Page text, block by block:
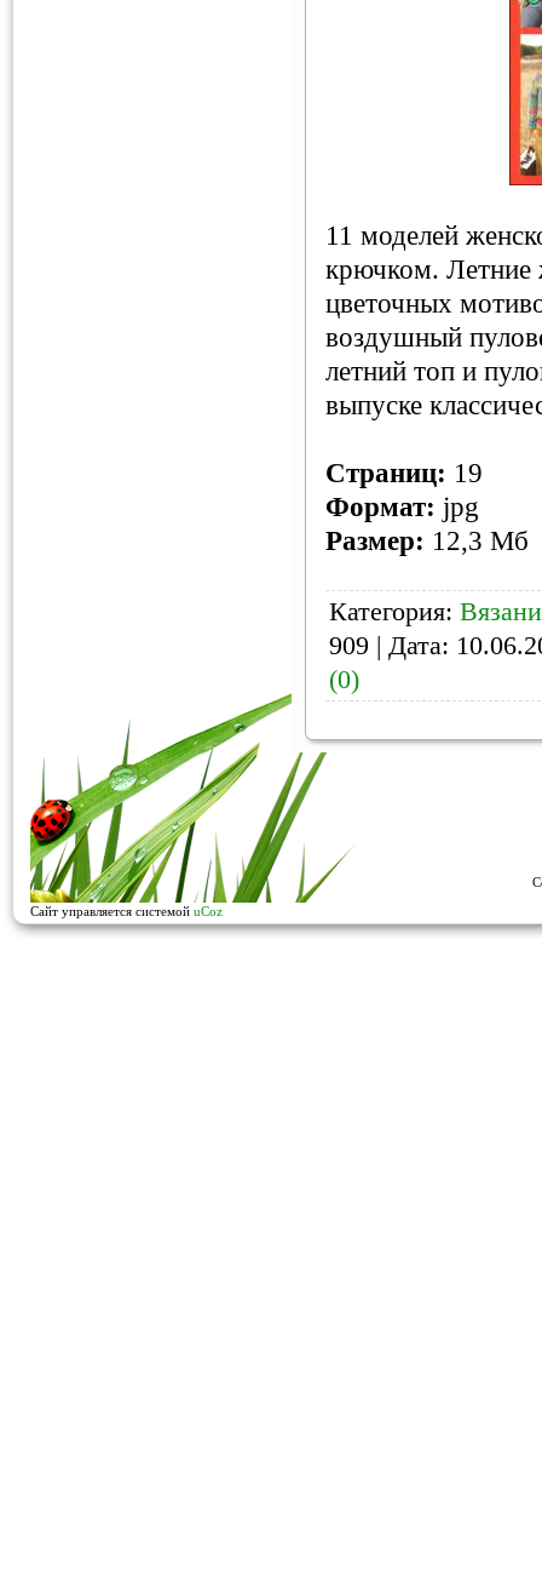
11 моделей
крючком. Летние
цветочных
воздушный
летний топ и
выпуске
Страниц: 19
Формат: jpg
Размер: 12,3 Мб
Категория:
909 | Дата:
(0)
Сайт управляется системой uCoz